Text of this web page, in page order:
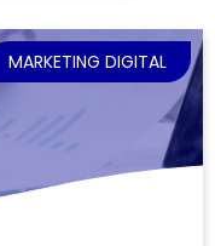
MARKETING DIGITAL